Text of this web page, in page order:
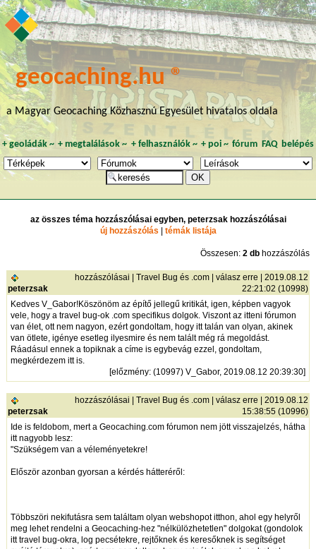
geocaching.hu ®
a Magyar Geocaching Közhasznú Egyesület hivatalos oldala
+ geoládák~ +megtalálások ~ + felhasználók~ + poi~ fórum FAQ belépés
az összes téma hozzászólásai egyben, peterzsak hozzászólásai
új hozzászólás
témák listája
Összesen:2 db hozzászólás
peterzsak
hozzászólásai |Travel Bug és .com |válasz erre | 2019.08.12
22:21:02 (10998)
Kedves V_Gabor!Köszönöm az építő jellegű kritikát, igen, képben vagyok
vele, hogy a travel bug-ok .com specifikus dolgok. Viszont az itteni fórumon
van élet, ott nem nagyon, ezért gondoltam, hogy itt talán van olyan, akinek
van ötlete, igénye esetleg ilyesmire és nem talált még rá megoldást.
Ráadásul ennek a topiknak a címe is egybevág ezzel, gondoltam,
megkérdezem itt is.
[előzmény: (10997) V_Gabor, 2019.08.12 20:39:30]
peterzsak
hozzászólásai |Travel Bug és .com |válasz erre | 2019.08.12
15:38:55 (10996)
Ide is feldobom, mert a Geocaching.com fórumon nem jött visszajelzés, hátha
itt nagyobb lesz:
"Szükségem van a véleményetekre!
Először azonban gyorsan a kérdés hátteréről:
Többszöri nekifutásra sem találtam olyan webshopot itthon, ahol egy helyről
meg lehet rendelni a Geocaching-hez "nélkülözhetetlen" dolgokat (gondolok
itt travel bug-okra, log pecsétekre, rejtőknek és keresőknek is segítséget